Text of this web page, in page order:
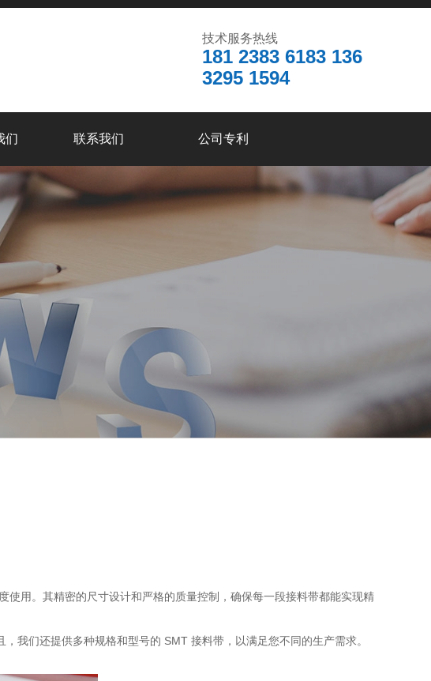
技术服务热线
181 2383 6183 136
3295 1594
们 联系我们 公司专利
用。其精密的尺寸设计和严格的质量控制，确保每一段接料带都能实现精
我们还提供多种规格和型号的 SMT 接料带，以满足您不同的生产需求。